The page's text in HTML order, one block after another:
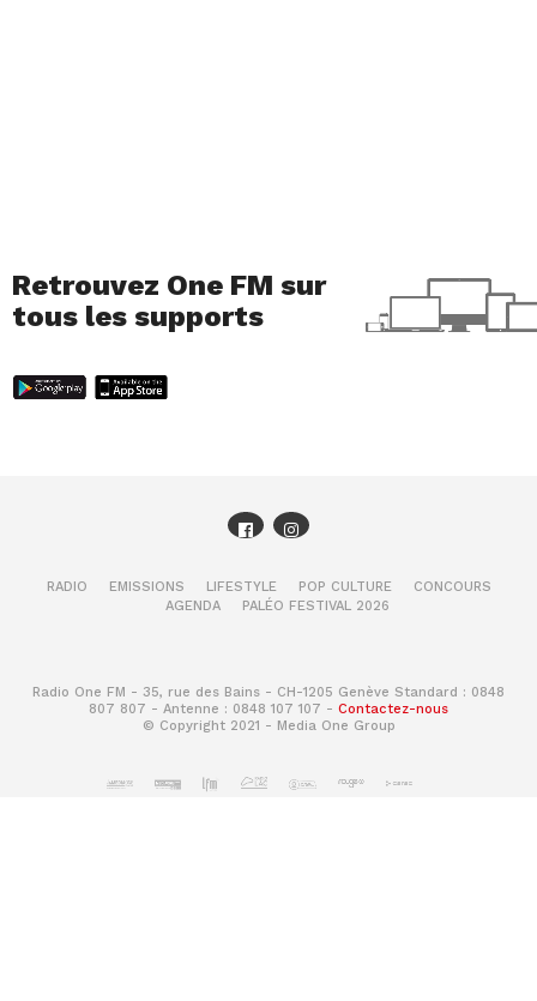
Retrouvez One FM sur
tous les supports
RADIO EMISSIONS LIFESTYLE POP CULTURE
CONCOURS
AGENDA
PALÉO FESTIVAL 2026
Radio One FM - 35, rue des Bains - CH-1205 Genève Standard : 0848
807 807 - Antenne : 0848 107 107 - Contactez-nous
© Copyright 2021 - Media One Group